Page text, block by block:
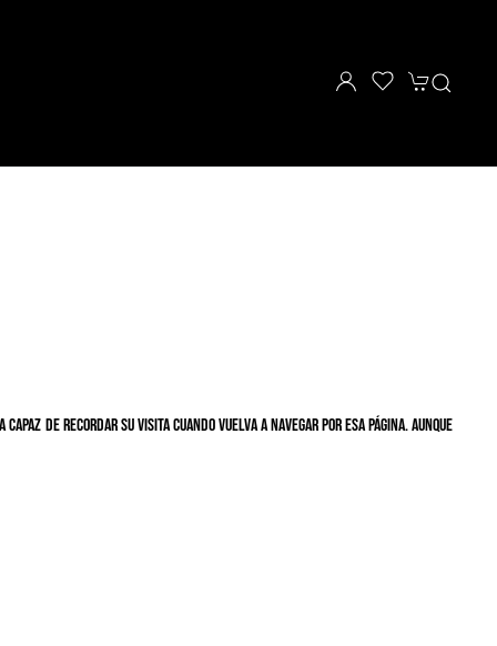
capaz de recordar su visita cuando vuelva a navegar por esa página. Aunque